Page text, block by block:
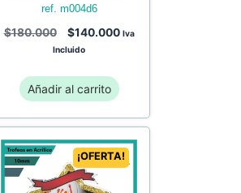
ref. m004d6
$180.000 $140.000 Iva
Incluido
Añadir al carrito
¡OFERTA!